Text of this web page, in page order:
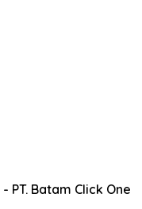
Batam Click One